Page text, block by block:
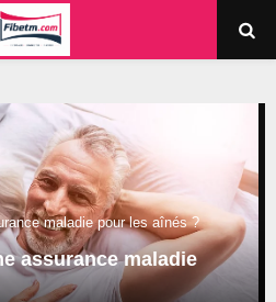
maladie pour les aînés ?
assurance maladie